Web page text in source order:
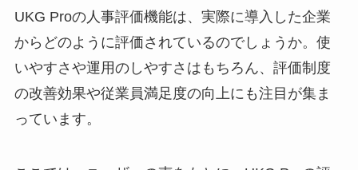
UKG Proの人事評価機能は、実際に導入した企業
からどのように評価されているのでしょうか。使
いやすさや運用のしやすさはもちろん、評価制度
の改善効果や従業員満足度の向上にも注目が集ま
っています。